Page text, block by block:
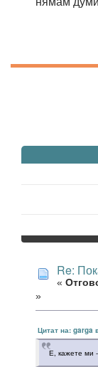
Re:
«
»
Цитат на: garga
Е, кажете ми